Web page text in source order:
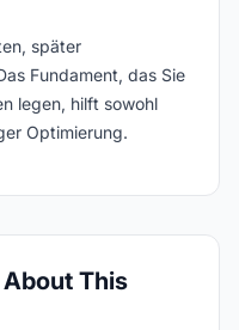
später
Fundament, das Sie
legen, hilft sowohl
Optimierung.
This